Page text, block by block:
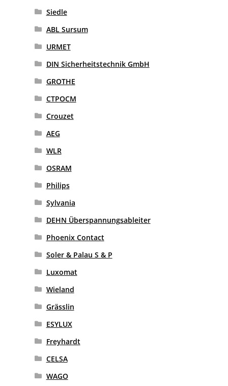
Siedle
ABL Sursum
URMET
DIN Sicherheitstechnik GmbH
GROTHE
CTPOCM
Crouzet
AEG
WLR
OSRAM
Philips
Sylvania
DEHN Überspannungsableiter
Phoenix Contact
Soler & Palau S & P
Luxomat
Wieland
Grässlin
ESYLUX
Freyhardt
CELSA
WAGO